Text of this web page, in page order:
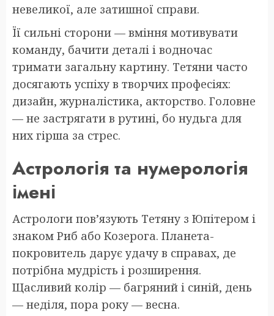
невеликої, але затишної справи.
Її сильні сторони — вміння мотивувати
команду, бачити деталі і водночас
тримати загальну картину. Тетяни часто
досягають успіху в творчих професіях:
дизайн, журналістика, акторство. Головне
— не застрягати в рутині, бо нудьга для
них гірша за стрес.
Астрологія та нумерологія
імені
Астрологи пов’язують Тетяну з Юпітером і
знаком Риб або Козерога. Планета-
покровитель дарує удачу в справах, де
потрібна мудрість і розширення.
Щасливий колір — багряний і синій, день
— неділя, пора року — весна.